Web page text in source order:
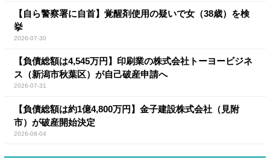
【自ら警察署に自首】覚醒剤使用の疑いで女（38歳）を検
挙
2026-07-30
【負債総額は4,545万円】印刷業の株式会社トーヨービジネ
ス（新潟市秋葉区）が自己破産申請へ
2026-07-31
【負債総額は約1億4,800万円】金子建設株式会社（見附
市）が破産開始決定
2026-08-04